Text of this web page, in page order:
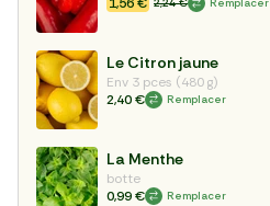
2,24 € Remplacer
Le Citron jaune
Env 3 pces (480 g)
2,40 €
Remplacer
La Menthe
botte
0,99 €
Remplacer